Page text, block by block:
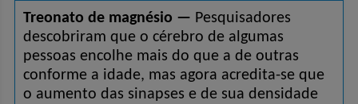
Treonato de magnésio — Pesquisadores
descobriram que o cérebro de algumas
pessoas encolhe mais do que a de outras
conforme a idade, mas agora acredita-se que
o aumento das sinapses e de sua densidade